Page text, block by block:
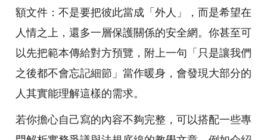
額文件：不是要把彼此當成「外人」，而是希望在
人情之上，還多一層保護關係的安全網。你甚至可
以先把範本傳給對方預覽，附上一句「只是讓我們
之後都不會忘記細節」當作暖身，會發現大部分的
人其實能理解這樣的需求。
若你擔心自己寫的內容不夠完整，可以搭配一些專